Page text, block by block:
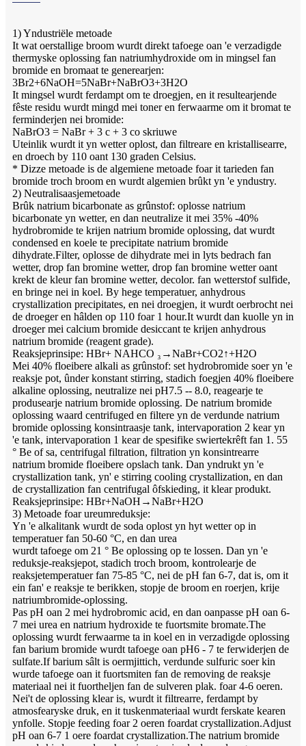
1) Yndustriële metoade
It wat oerstallige broom wurdt direkt tafoege oan 'e verzadigde
thermyske oplossing fan natriumhydroxide om in mingsel fan
bromide en bromaat te generearjen:
3Br2+6NaOH=5NaBr+NaBrO3+3H2O
It mingsel wurdt ferdampt om te droegjen, en it resultearjende
fêste residu wurdt mingd mei toner en ferwaarme om it bromat te
ferminderjen nei bromide:
NaBrO3 = NaBr + 3 c + 3 co skriuwe
Uteinlik wurdt it yn wetter oplost, dan filtreare en kristallisearre,
en droech by 110 oant 130 graden Celsius.
* Dizze metoade is de algemiene metoade foar it tarieden fan
bromide troch broom en wurdt algemien brûkt yn 'e yndustry.
2) Neutralisaasjemetoade
Brûk natrium bicarbonate as grûnstof: oplosse natrium
bicarbonate yn wetter, en dan neutralize it mei 35% -40%
hydrobromide te krijen natrium bromide oplossing, dat wurdt
condensed en koele te precipitate natrium bromide
dihydrate.Filter, oplosse de dihydrate mei in lyts bedrach fan
wetter, drop fan bromine wetter, drop fan bromine wetter oant
krekt de kleur fan bromine wetter, decolor. fan wetterstof sulfide,
en bringe nei in koel. By hege temperatuer, anhydrous
crystallization precipitates, en nei droegjen, it wurdt oerbrocht nei
de droeger en hâlden op 110 foar 1 hour.It wurdt dan kuolle yn in
droeger mei calcium bromide desiccant te krijen anhydrous
natrium bromide (reagent grade).
Reaksjeprinsipe: HBr+ NAHCO ₃→NaBr+CO2↑+H2O
Mei 40% floeibere alkali as grûnstof: set hydrobromide soer yn 'e
reaksje pot, ûnder konstant stirring, stadich foegjen 40% floeibere
alkaline oplossing, neutralize nei pH7.5 -- 8.0, reagearje te
produsearje natrium bromide oplossing. De natrium bromide
oplossing waard centrifuged en filtere yn de verdunde natrium
bromide oplossing konsintraasje tank, intervaporation 2 kear yn
'e tank, intervaporation 1 kear de spesifike swiertekrêft fan 1. 55
° Be of sa, centrifugal filtration, filtration yn konsintrearre
natrium bromide floeibere opslach tank. Dan yndrukt yn 'e
crystallization tank, yn' e stirring cooling crystallization, en dan
de crystallization fan centrifugal ôfskieding, it klear produkt.
Reaksjeprinsipe: HBr+NaOH→NaBr+H2O
3) Metoade foar ureumreduksje:
Yn 'e alkalitank wurdt de soda oplost yn hyt wetter op in
temperatuer fan 50-60 °C, en dan urea
wurdt tafoege om 21 ° Be oplossing op te lossen. Dan yn 'e
reduksje-reaksjepot, stadich troch broom, kontrolearje de
reaksjetemperatuer fan 75-85 °C, nei de pH fan 6-7, dat is, om it
ein fan' e reaksje te berikken, stopje de broom en roerjen, krije
natriumbromide-oplossing.
Pas pH oan 2 mei hydrobromic acid, en dan oanpasse pH oan 6-
7 mei urea en natrium hydroxide te fuortsmite bromate.The
oplossing wurdt ferwaarme ta in koel en in verzadigde oplossing
fan barium bromide wurdt tafoege oan pH6 - 7 te ferwiderjen de
sulfate.If barium sâlt is oermjittich, verdunde sulfuric soer kin
wurde tafoege oan it fuortsmiten fan de removing de reaksje
materiaal nei it fuortheljen fan de sulveren plak. foar 4-6 oeren.
Nei't de oplossing klear is, wurdt it filtrearre, ferdampt by
atmosfearyske druk, en it tuskenmateriaal wurdt ferskate kearen
ynfolle. Stopje feeding foar 2 oeren foardat crystallization.Adjust
pH oan 6-7 1 oere foardat crystallization.The natrium bromide